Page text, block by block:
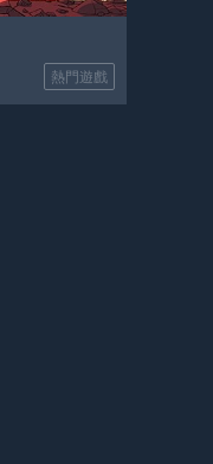
熱門遊戲